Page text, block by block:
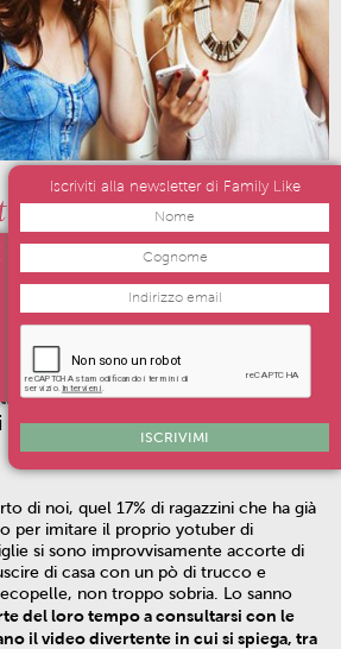
figli guardano gli
il fenomeno degli youtuber e
che attraverso video in
scelte e il modo di vivere dei
troppo poco a volte,
i nostri figli verso ragazzi
ma già molto famosi nel
di noi, quel 17% di ragazzini che ha già
per imitare il proprio yotuber di
si sono improvvisamente accorte di
di casa con un pò di trucco e
non troppo sobria. Lo sanno
del loro tempo a consultarsi con le
il video divertente in cui si spiega, tra
Iscriviti alla newsletter di Family Like
ISCRIVIMI